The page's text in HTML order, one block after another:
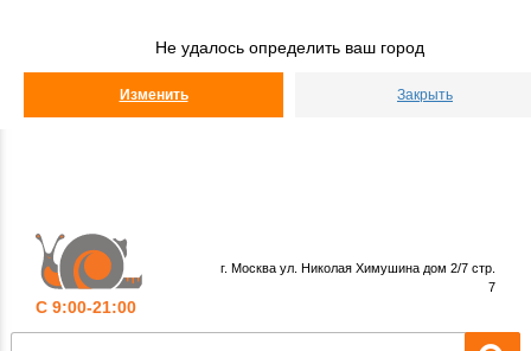
Не удалось определить ваш город
Изменить Закрыть
С 9:00-21:00
г. Москва ул. Николая Химушина дом 2/7 стр.
7